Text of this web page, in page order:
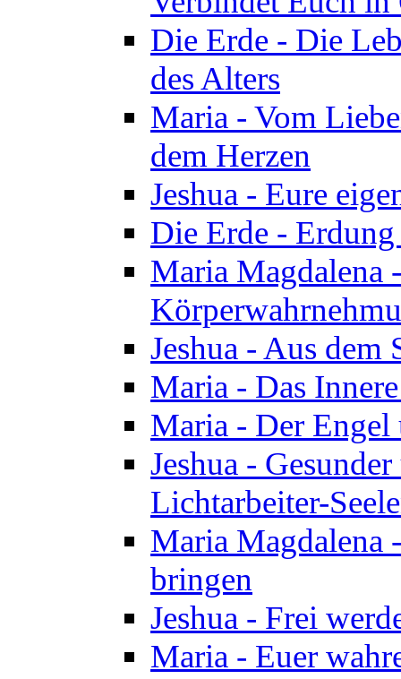
Die Erde - Die
des Alters
Maria - Vom
dem Herzen
Jeshua - Eure
Die Erde -
Maria Magdalena
Jeshua - Aus dem
Maria - Das
Maria - Der Engel
Jeshua -
Lichtarbeiter-
Maria Magdalena
bringen
Jeshua - Frei
Maria - Euer